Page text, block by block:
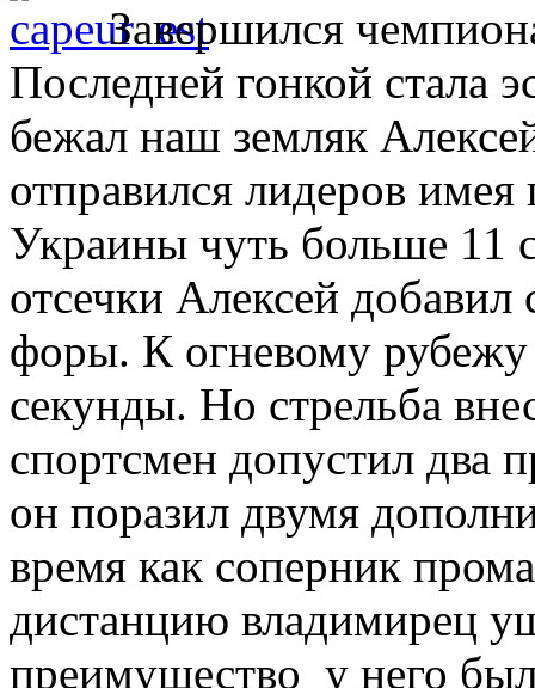
Завершился
Последней гонкой стала
бежал наш земляк
отправился лидеров
Украины чуть больше 11
отсечки Алексей
форы. К огневому
секунды. Но стрельба
спортсмен допустил два
он поразил двумя
время как соперник
дистанцию владимирец
преимущество у него